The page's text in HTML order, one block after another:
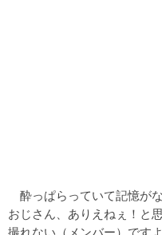
酔っぱらっていて記憶が
おじさん、ありえねぇ！と
撮れない（メンバー）です